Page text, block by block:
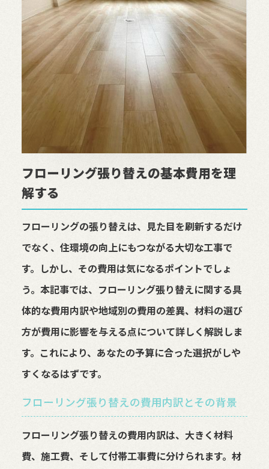
フローリング張り替えの基本費用を理
解する
フローリングの張り替えは、見た目を刷新するだけ
でなく、住環境の向上にもつながる大切な工事で
す。しかし、その費用は気になるポイントでしょ
う。本記事では、フローリング張り替えに関する具
体的な費用内訳や地域別の費用の差異、材料の選び
方が費用に影響を与える点について詳しく解説しま
す。これにより、あなたの予算に合った選択がしや
すくなるはずです。
フローリング張り替えの費用内訳とその背景
フローリング張り替えの費用内訳は、大きく材料
費、施工費、そして付帯工事費に分けられます。材